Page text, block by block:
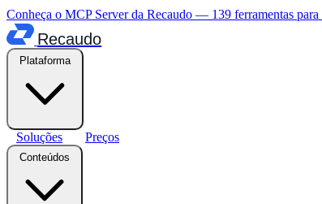
Conheça o MCP Server da Recaudo — 139 ferramentas para
Recaudo
Plataforma
Soluções Preços
Conteúdos